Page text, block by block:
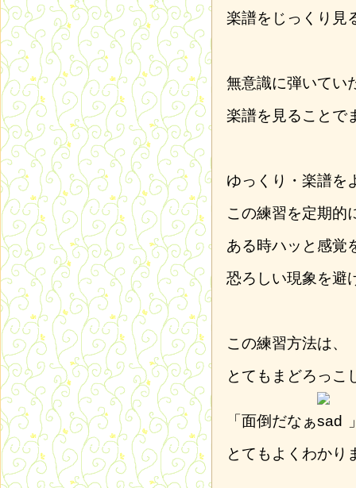
楽譜をじっくり見
無意識に弾いてい
楽譜を見ることで
ゆっくり・楽譜を
この練習を定期的
ある時ハッと感覚
恐ろしい現象を避
この練習方法は、
とてもまどろっこ
「面倒だなぁ
とてもよくわかり